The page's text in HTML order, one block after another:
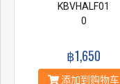
KBVHALF01
0
฿1,650
添加到购物车